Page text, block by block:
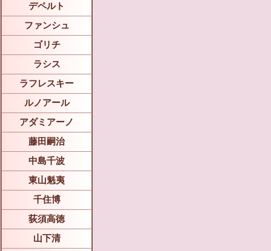
デペルト
ファンシュ
ゴリチ
ラシス
ラフレスキー
ルノアール
アダミアーノ
藤田嗣治
中島千波
東山魁夷
千住博
荻須高徳
山下清